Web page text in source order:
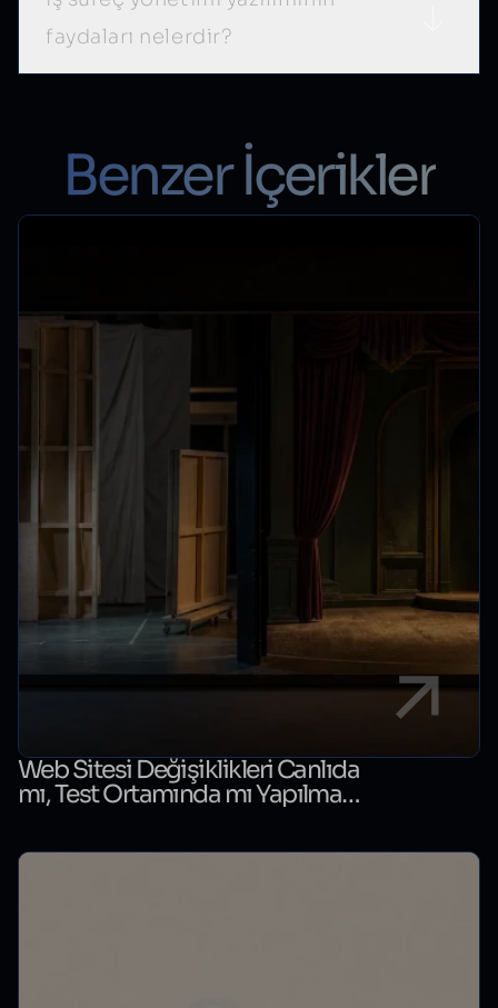
faydaları nelerdir?
Benzer İçerikler
Web Sitesi Değişiklikleri Canlıda
mı, Test Ortamında mı Yapılmalı?